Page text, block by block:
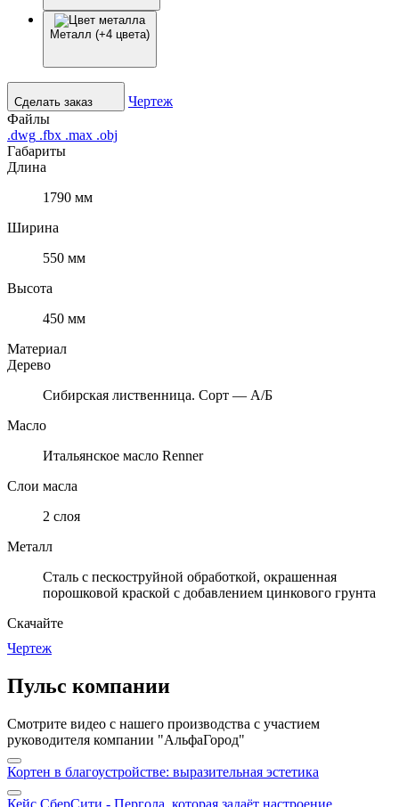
Металл (+4 цвета)
Сделать заказ
Чертеж
Файлы
.dwg .fbx .max .obj
Габариты
Длина
1790 мм
Ширина
550 мм
Высота
450 мм
Материал
Дерево
Сибирская лиственница. Сорт — А/Б
Масло
Итальянское масло Renner
Слои масла
2 слоя
Металл
Cталь с пескоструйной обработкой, окрашенная
порошковой краской с добавлением цинкового грунта
Скачайте
Чертеж
Пульс компании
Смотрите видео с нашего производства с участием
руководителя компании "АльфаГород"
Кортен в благоустройстве: выразительная эстетика
Кейс СберСити - Пергола, которая задаёт настроение